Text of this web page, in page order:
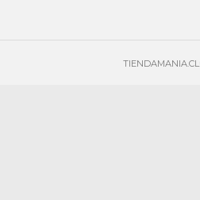
TIENDAMANIA.CL